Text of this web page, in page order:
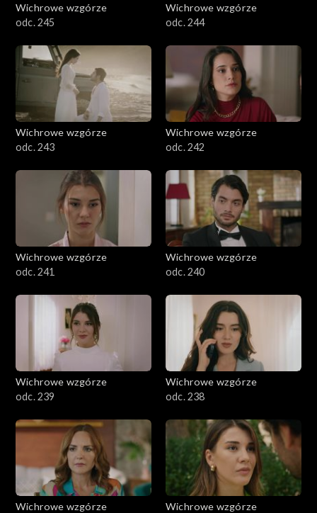
Wichrowe wzgórze
odc. 245
Wichrowe wzgórze
odc. 244
Wichrowe wzgórze
odc. 243
Wichrowe wzgórze
odc. 242
Wichrowe wzgórze
odc. 241
Wichrowe wzgórze
odc. 240
Wichrowe wzgórze
odc. 239
Wichrowe wzgórze
odc. 238
Wichrowe wzgórze
Wichrowe wzgórze